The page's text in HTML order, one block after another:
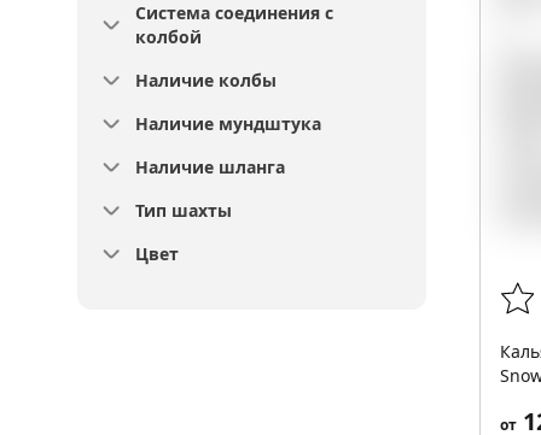
Система соединения с
колбой
Наличие колбы
Наличие мундштука
Наличие шланга
Тип шахты
Цвет
от